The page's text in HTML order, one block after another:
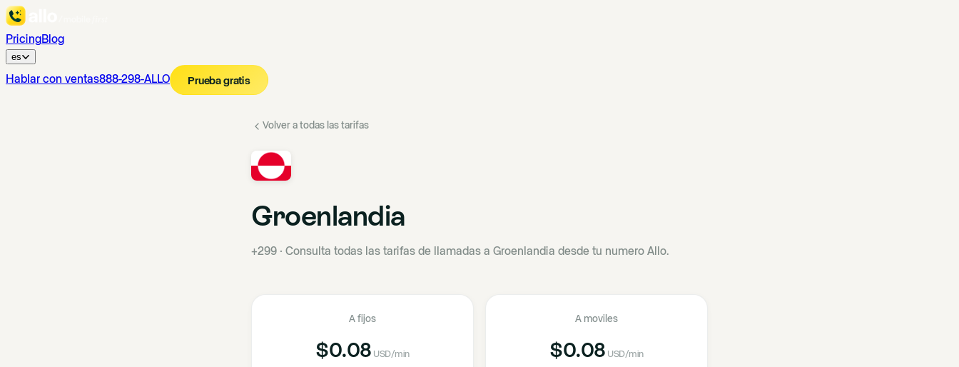
PricingBlog
es
Hablar con ventas888-298-ALLO Prueba gratis
Volver a todas las tarifas
Groenlandia
+299 · Consulta todas las tarifas de llamadas a Groenlandia desde tu numero Allo.
A fijos
$0.08 USD/min
A moviles
$0.08 USD/min